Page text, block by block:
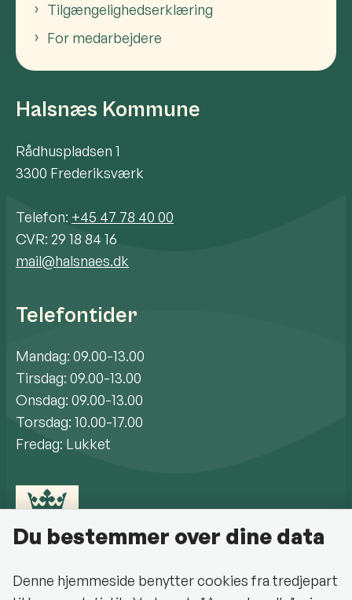
Tilgængelighedserklæring
For medarbejdere
Halsnæs Kommune
Rådhuspladsen 1
3300 Frederiksværk
Telefon: +45 47 78 40 00
CVR: 29 18 84 16
mail@halsnaes.dk
Telefontider
Mandag: 09.00-13.00
Tirsdag: 09.00-13.00
Onsdag: 09.00-13.00
Torsdag: 10.00-17.00
Fredag: Lukket
Du bestemmer over dine data
Denne hjemmeside benytter cookies fra tredjepart